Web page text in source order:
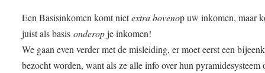
Een Basisinkomen komt nietextra bovenop uw inkomen, maar
juist als basisonderopje inkomen!
We gaan even verder met de misleiding, er moet eerst een
bezocht worden, want als ze alle info over hun pyramidesysteem